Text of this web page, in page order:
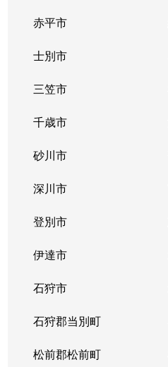
赤平市
士別市
三笠市
千歳市
砂川市
深川市
登別市
伊達市
石狩市
石狩郡当別町
松前郡松前町